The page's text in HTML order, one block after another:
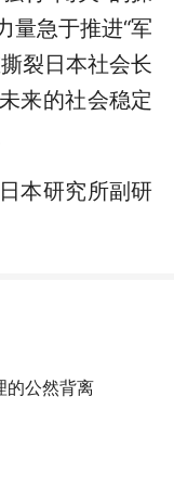
量急于推进“军
裂日本社会长
来的社会稳定
本研究所副研
的公然背离